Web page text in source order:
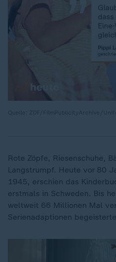
Rote Zöpfe, Riesenschuhe,
Langstrumpf. Heute vor 80
1945, erschien das
erstmals in Schweden. Bis
weltweit 66 Millionen Mal
Serienadaptionen